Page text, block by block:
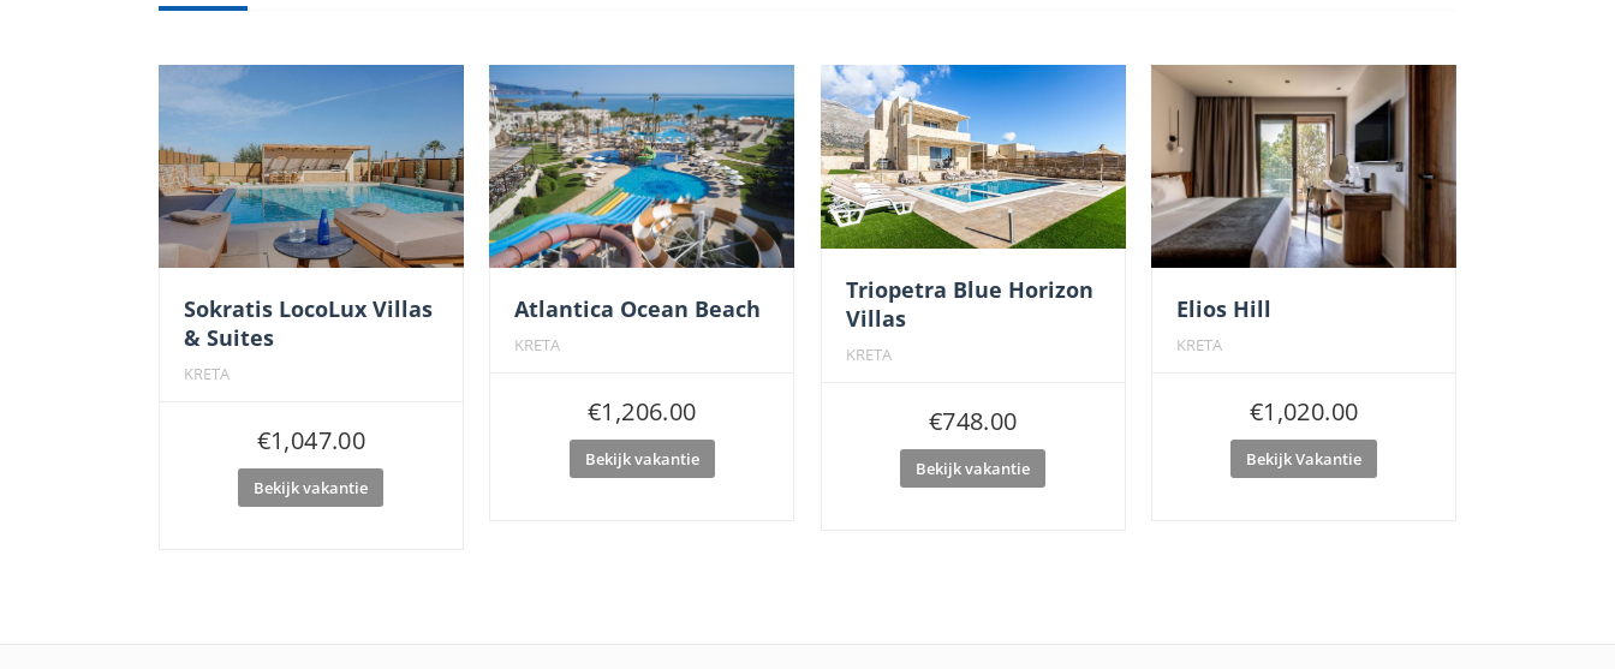
Sokratis LocoLux Villas
& Suites
KRETA
€1,047.00
Bekijk vakantie
Atlantica Ocean Beach
KRETA
€1,206.00
Bekijk vakantie
Triopetra Blue Horizon
Villas
KRETA
€748.00
Bekijk vakantie
Elios Hill
KRETA
€1,020.00
Bekijk Vakantie